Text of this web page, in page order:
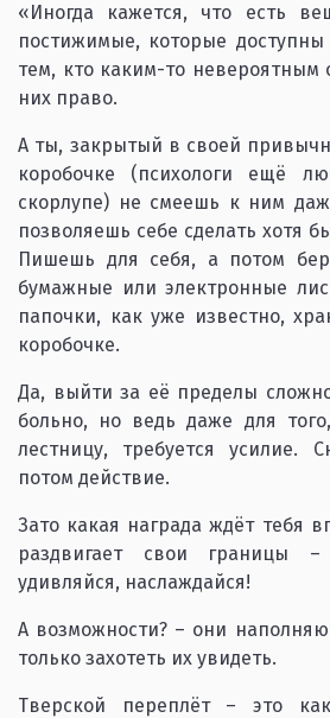
«Иногда кажется, что есть
постижимые, которые
тем, кто каким-то невероятным
них право.
А ты, закрытый в своей
коробочке (психологи ещё
скорлупе) не смеешь к ним
позволяешь себе сделать хотя
Пишешь для себя, а потом
бумажные или электронные
папочки, как уже известно,
коробочке.
Да, выйти за её пределы
больно, но ведь даже для
лестницу, требуется усилие.
потом действие.
Зато какая награда ждёт тебя
раздвигает свои границы –
удивляйся, наслаждайся!
А возможности? – они
только захотеть их увидеть.
Тверской переплёт – это